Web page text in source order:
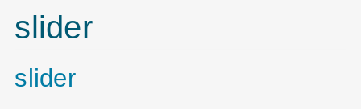
slider
slider